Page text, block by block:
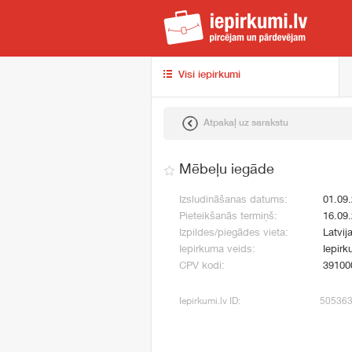
Visi iepirkumi
Atpakaļ uz sarakstu
Mēbeļu iegāde
Izsludināšanas datums:
Pieteikšanās termiņš:
Izpildes/piegādes vieta:
Iepirkuma veids:
CPV kodi:
Iepirkumi.lv ID: